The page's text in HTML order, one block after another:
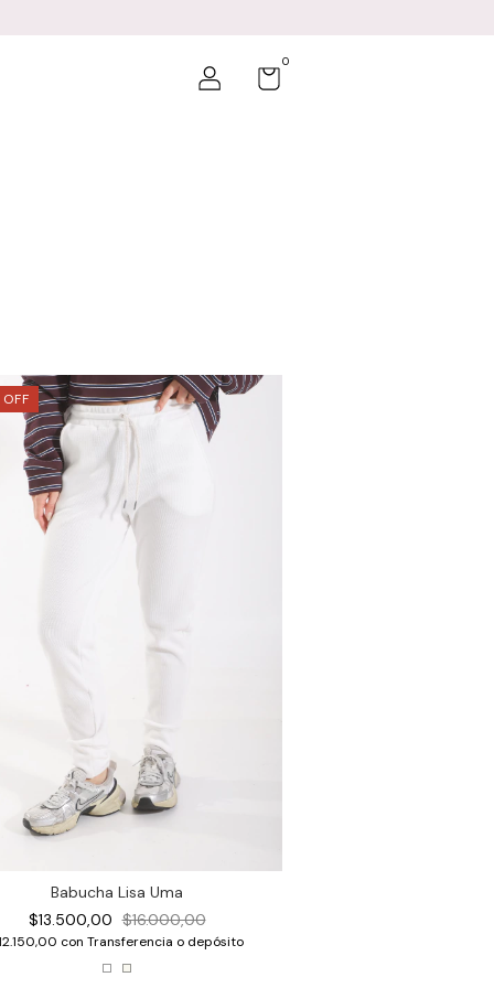
0
OFF
Babucha Lisa Uma
$13.500,00 $16.000,00
con Transferencia o depósito